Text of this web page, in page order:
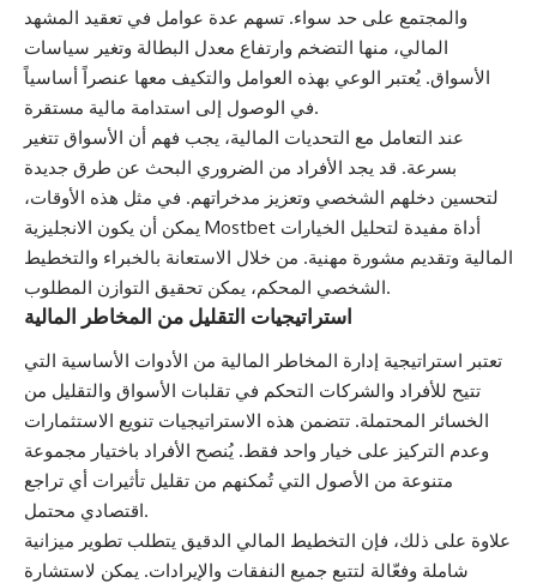
والمجتمع على حد سواء. تسهم عدة عوامل في تعقيد المشهد
المالي، منها التضخم وارتفاع معدل البطالة وتغير سياسات
الأسواق. يُعتبر الوعي بهذه العوامل والتكيف معها عنصراً أساسياً
في الوصول إلى استدامة مالية مستقرة.
عند التعامل مع التحديات المالية، يجب فهم أن الأسواق تتغير
بسرعة. قد يجد الأفراد من الضروري البحث عن طرق جديدة
لتحسين دخلهم الشخصي وتعزيز مدخراتهم. في مثل هذه الأوقات،
Mostbet
المالية وتقديم مشورة مهنية. من خلال الاستعانة بالخبراء والتخطيط
الشخصي المحكم، يمكن تحقيق التوازن المطلوب.
استراتيجيات التقليل من المخاطر المالية
تعتبر استراتيجية إدارة المخاطر المالية من الأدوات الأساسية التي
تتيح للأفراد والشركات التحكم في تقلبات الأسواق والتقليل من
الخسائر المحتملة. تتضمن هذه الاستراتيجيات تنويع الاستثمارات
وعدم التركيز على خيار واحد فقط. يُنصح الأفراد باختيار مجموعة
متنوعة من الأصول التي تُمكنهم من تقليل تأثيرات أي تراجع
اقتصادي محتمل.
علاوة على ذلك، فإن التخطيط المالي الدقيق يتطلب تطوير ميزانية
شاملة وفعّالة لتتبع جميع النفقات والإيرادات. يمكن لاستشارة